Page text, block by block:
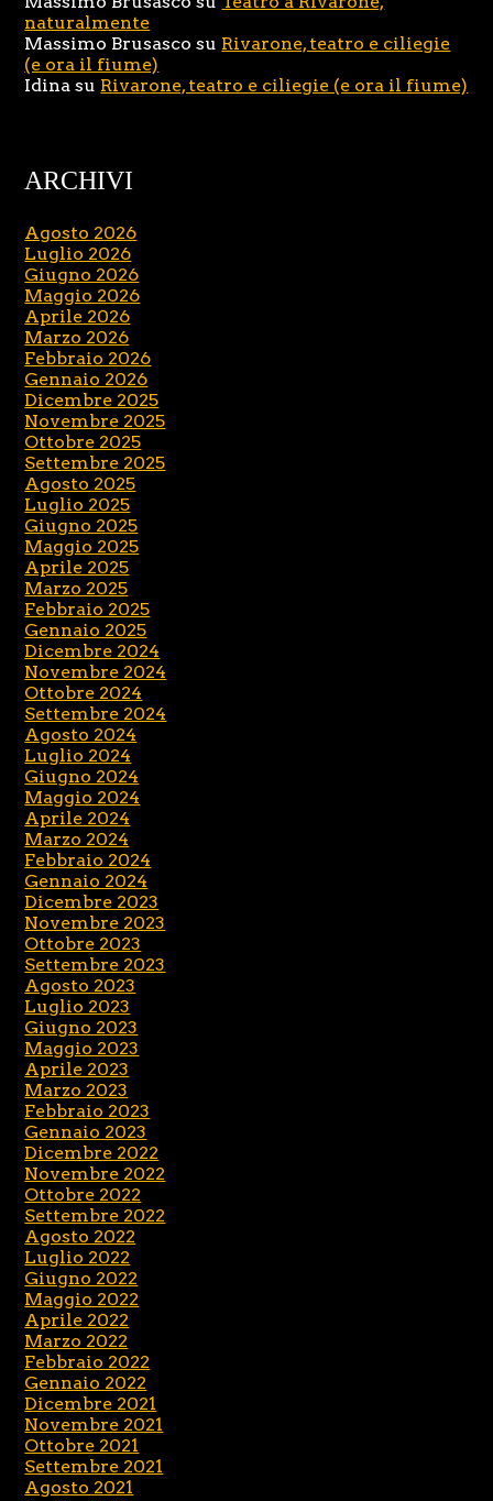
naturalmente
Massimo Brusasco su Rivarone, teatro e ciliegie
(e ora il fiume)
Idina su Rivarone, teatro e ciliegie (e ora il fiume)
ARCHIVI
Agosto 2026
Luglio 2026
Giugno 2026
Maggio 2026
Aprile 2026
Marzo 2026
Febbraio 2026
Gennaio 2026
Dicembre 2025
Novembre 2025
Ottobre 2025
Settembre 2025
Agosto 2025
Luglio 2025
Giugno 2025
Maggio 2025
Aprile 2025
Marzo 2025
Febbraio 2025
Gennaio 2025
Dicembre 2024
Novembre 2024
Ottobre 2024
Settembre 2024
Agosto 2024
Luglio 2024
Giugno 2024
Maggio 2024
Aprile 2024
Marzo 2024
Febbraio 2024
Gennaio 2024
Dicembre 2023
Novembre 2023
Ottobre 2023
Settembre 2023
Agosto 2023
Luglio 2023
Giugno 2023
Maggio 2023
Aprile 2023
Marzo 2023
Febbraio 2023
Gennaio 2023
Dicembre 2022
Novembre 2022
Ottobre 2022
Settembre 2022
Agosto 2022
Luglio 2022
Giugno 2022
Maggio 2022
Aprile 2022
Marzo 2022
Febbraio 2022
Gennaio 2022
Dicembre 2021
Novembre 2021
Ottobre 2021
Settembre 2021
Agosto 2021